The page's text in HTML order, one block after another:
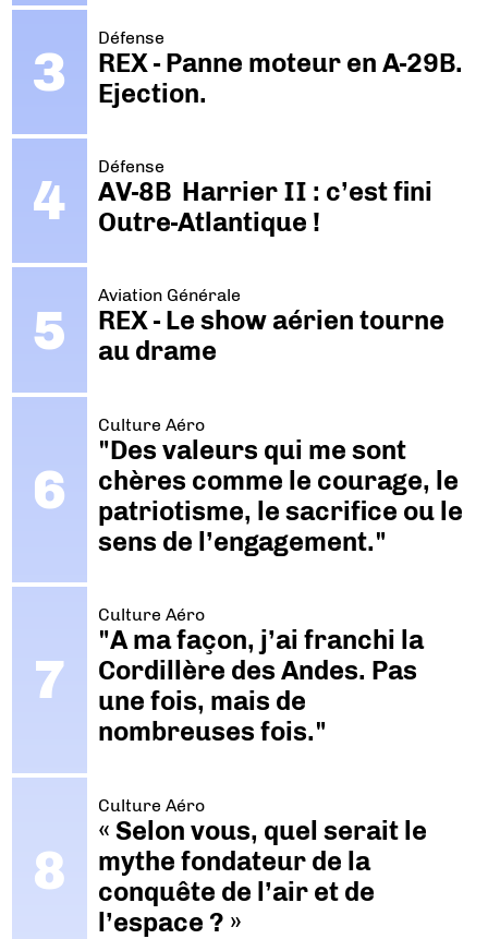
Défense
REX - Panne moteur en A-29B.
Ejection.
Défense
AV-8B Harrier II : c’est fini
Outre-Atlantique !
Aviation Générale
REX - Le show aérien tourne
au drame
Culture Aéro
"Des valeurs qui me sont
chères comme le courage, le
patriotisme, le sacrifice ou le
sens de l’engagement."
Culture Aéro
"A ma façon, j’ai franchi la
Cordillère des Andes. Pas
une fois, mais de
nombreuses fois."
Culture Aéro
« Selon vous, quel serait le
mythe fondateur de la
conquête de l’air et de
l’espace ? »